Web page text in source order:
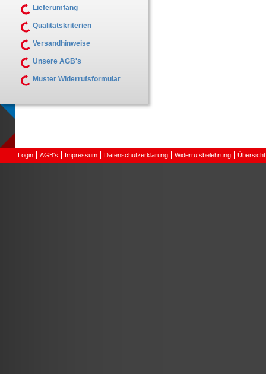
Lieferumfang
Qualitätskriterien
Versandhinweise
Unsere AGB's
Muster Widerrufsformular
Login AGB's Impressum Datenschutzerklärung Widerrufsbelehrung